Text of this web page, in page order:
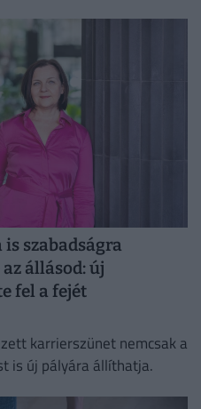
szabadságra
állásod: új
fel a fejét
karrierszünet nemcsak a
is új pályára állíthatja.